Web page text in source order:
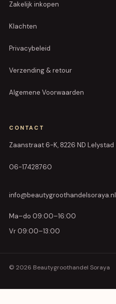
Zakelijk inkopen
Klachten
Privacybeleid
Verzending & retour
Algemene Voorwaarden
CONTACT
Zaanstraat 6-K, 8226 ND Lelystad
06-17428760
info@beautygroothandelsoraya.nl
Ma–do 09:00–16:00
Vr 09:00–13:00
© 2026 Beautygroothandel Soraya